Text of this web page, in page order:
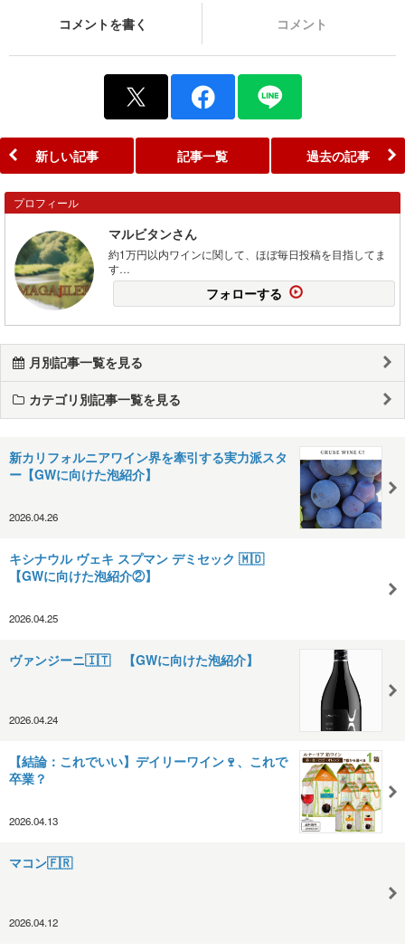
コメントを書く コメント
新しい記事 記事一覧 過去の記事
プロフィール
マルビタンさん
約1万円以内ワインに関して、ほぼ毎日投稿を目指してま
す…
フォローする
月別記事一覧を見る
カテゴリ別記事一覧を見る
新カリフォルニアワイン界を牽引する実力派スタ
ー【GWに向けた泡紹介】
2026.04.26
キシナウル ヴェキ スプマン デミセック 🇲🇩
【GWに向けた泡紹介②】
2026.04.25
ヴァンジーニ🇮🇹 【GWに向けた泡紹介】
2026.04.24
【結論：これでいい】デイリーワイン🍷、これで
卒業？
2026.04.13
マコン🇫🇷
2026.04.12